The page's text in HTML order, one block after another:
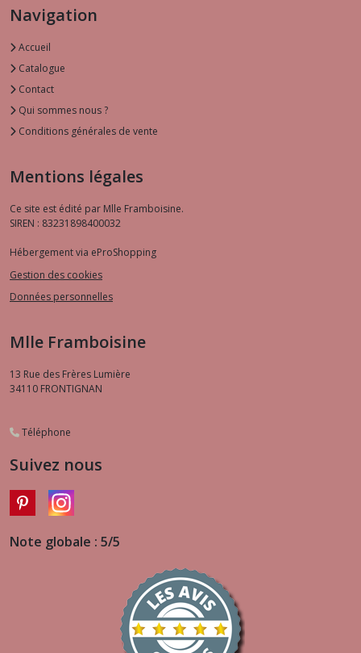
Navigation
Accueil
Catalogue
Contact
Qui sommes nous ?
Conditions générales de vente
Mentions légales
Ce site est édité par Mlle Framboisine.
SIREN : 83231898400032
Hébergement via eProShopping
Gestion des cookies
Données personnelles
Mlle Framboisine
13 Rue des Frères Lumière
34110 FRONTIGNAN
Téléphone
Suivez nous
Note globale : 5/5